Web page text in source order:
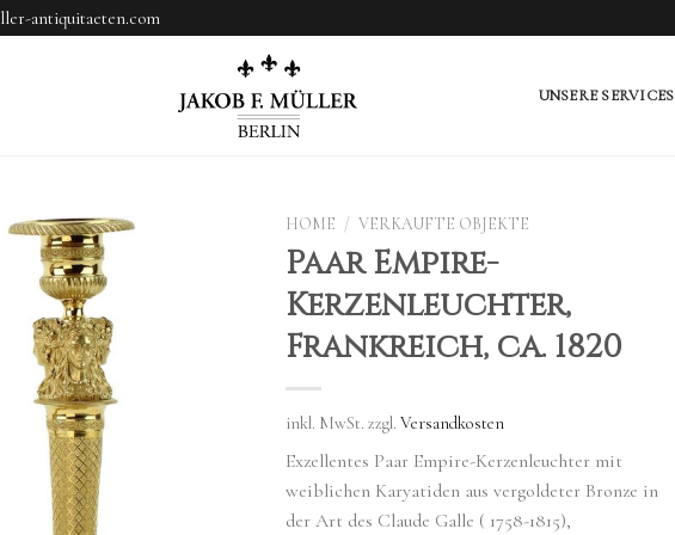
antiquitaeten.com
UNSERE SERVICES
HOME / VERKAUFTE OBJEKTE
Paar Empire-
Kerzenleuchter,
Frankreich, ca. 1820
inkl. MwSt. zzgl. Versandkosten
Exzellentes Paar Empire-Kerzenleuchter mit
weiblichen Karyatiden aus vergoldeter Bronze in
der Art des Claude Galle ( 1758-1815),